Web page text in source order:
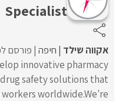
Specialist
אקווה שילד חיפה פורסם לפני 2
innovative pharmacy
safety solutions that
worldwide.We're